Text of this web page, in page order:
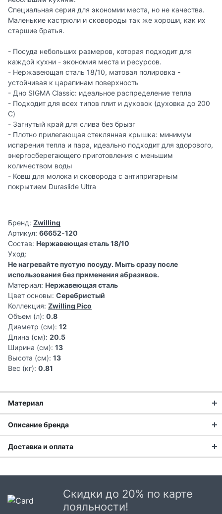
Специальная серия для экономии места, но не качества.
Маленькие кастрюли и сковороды так же хороши, как их
старшие братья.
- Посуда небольших размеров, которая подходит для
каждой кухни - экономия места и ресурсов.
- Нержавеющая сталь 18/10, матовая полировка -
устойчивая к царапинам поверхность
- Дно SIGMA Classic: идеальное распределение тепла
- Подходит для всех типов плит и духовок (духовка до 200
C)
- Загнутый край для слива без брызг
- Плотно прилегающая стеклянная крышка: минимум
испарения тепла и пара, идеально подходит для здорового,
энергосберегающего приготовления с меньшим
количеством воды
- Ковш для молока и сковорода с антипригарным
покрытием Duraslide Ultra
Бренд: Zwilling
Артикул: 66652-120
Состав: Нержавеющая сталь 18/10
Уход:
Не нагревайте пустую посуду. Мыть сразу после
использования без применения абразивов.
Материал: Нержавеющая сталь
Цвет основы: Серебристый
Коллекция: Zwilling Pico
Объем (л): 0.8
Диаметр (см): 12
Длина (см): 20.5
Ширина (см): 13
Высота (см): 13
Вес (кг): 0.81
Материал
возникновению ржавчины. Очень прочный и долговечный,
он долгие годы сохраняет свои свойства и не теряет
привлекательности.
Матовая поверхность обеспечивает устойчивость к
ценится из-за своих теплопроводящих свойств.
Описание бренда
С 1731 года Германия славится на весь мир своими
Доставка и оплата
Доставка в Москве и области
В Москве и Московской области доставка курьером до
Скидки до 20% по карте
лояльности!